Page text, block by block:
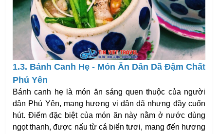
1.3. Bánh Canh Hẹ - Món Ăn Dân Dã Đậm Chất
Phú Yên
Bánh canh hẹlà món ăn sáng quen thuộc của người
dân Phú Yên, mang hương vị dân dã nhưng đầy cuốn
hút. Điểm đặc biệt của món ăn này nằm ở nước dùng
ngọt thanh, được nấu từ cá biển tươi, mang đến hương